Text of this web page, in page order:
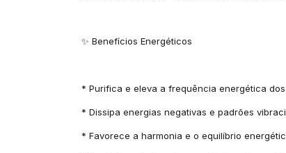
✨ Benefícios Energéticos
* Purifica e eleva a frequência energética
* Dissipa energias negativas e padrões
* Favorece a harmonia e o equilíbrio